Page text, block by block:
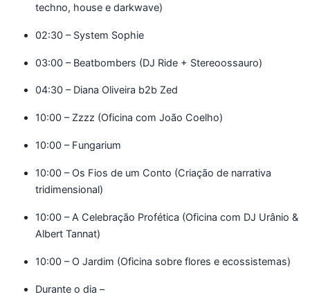
techno, house e darkwave)
02:30 – System Sophie
03:00 – Beatbombers (DJ Ride + Stereoossauro)
04:30 – Diana Oliveira b2b Zed
10:00 – Zzzz (Oficina com João Coelho)
10:00 – Fungarium
10:00 – Os Fios de um Conto (Criação de narrativa
tridimensional)
10:00 – A Celebração Profética (Oficina com DJ Urânio &
Albert Tannat)
10:00 – O Jardim (Oficina sobre flores e ecossistemas)
Durante o dia –